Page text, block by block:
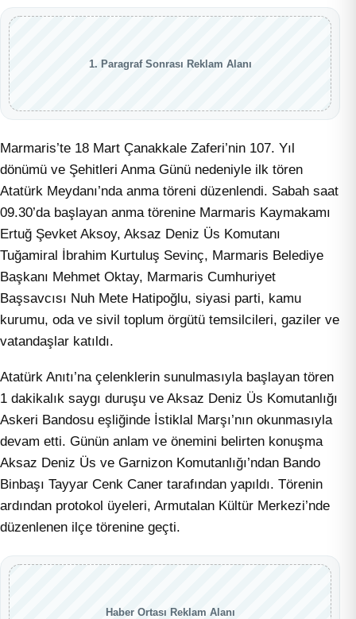
1. Paragraf Sonrası Reklam Alanı
Marmaris’te 18 Mart Çanakkale Zaferi’nin 107. Yıl
dönümü ve Şehitleri Anma Günü nedeniyle ilk tören
Atatürk Meydanı’nda anma töreni düzenlendi. Sabah saat
09.30’da başlayan anma törenine Marmaris Kaymakamı
Ertuğ Şevket Aksoy, Aksaz Deniz Üs Komutanı
Tuğamiral İbrahim Kurtuluş Sevinç, Marmaris Belediye
Başkanı Mehmet Oktay, Marmaris Cumhuriyet
Başsavcısı Nuh Mete Hatipoğlu, siyasi parti, kamu
kurumu, oda ve sivil toplum örgütü temsilcileri, gaziler ve
vatandaşlar katıldı.
Atatürk Anıtı’na çelenklerin sunulmasıyla başlayan tören
1 dakikalık saygı duruşu ve Aksaz Deniz Üs Komutanlığı
Askeri Bandosu eşliğinde İstiklal Marşı’nın okunmasıyla
devam etti. Günün anlam ve önemini belirten konuşma
Aksaz Deniz Üs ve Garnizon Komutanlığı’ndan Bando
Binbaşı Tayyar Cenk Caner tarafından yapıldı. Törenin
ardından protokol üyeleri, Armutalan Kültür Merkezi’nde
düzenlenen ilçe törenine geçti.
Haber Ortası Reklam Alanı